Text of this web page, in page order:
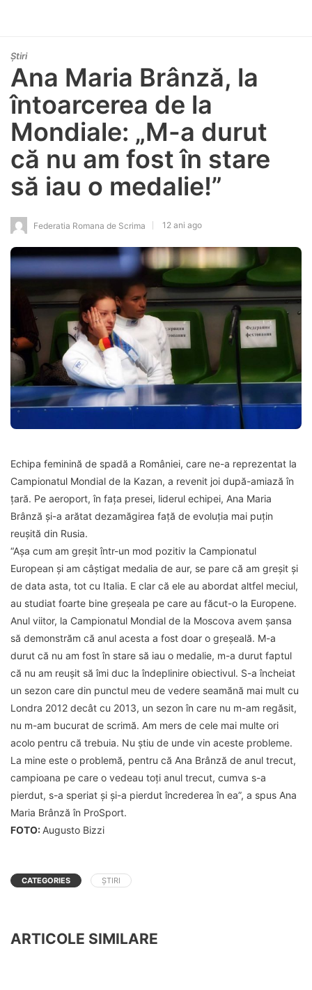
Știri
Ana Maria Brânză, la
întoarcerea de la
Mondiale: „M-a durut
că nu am fost în stare
să iau o medalie!”
Federatia Romana de Scrima 12 ani ago
Echipa feminină de spadă a României, care ne-a reprezentat la
Campionatul Mondial de la Kazan, a revenit joi după-amiază în
țară. Pe aeroport, în fața presei, liderul echipei, Ana Maria
Brânză și-a arătat dezamăgirea față de evoluția mai puțin
reușită din Rusia.
“Aşa cum am greşit într-un mod pozitiv la Campionatul
European şi am câştigat medalia de aur, se pare că am greşit şi
de data asta, tot cu Italia. E clar că ele au abordat altfel meciul,
au studiat foarte bine greşeala pe care au făcut-o la Europene.
Anul viitor, la Campionatul Mondial de la Moscova avem şansa
să demonstrăm că anul acesta a fost doar o greşeală. M-a
durut că nu am fost în stare să iau o medalie, m-a durut faptul
că nu am reuşit să îmi duc la îndeplinire obiectivul. S-a încheiat
un sezon care din punctul meu de vedere seamănă mai mult cu
Londra 2012 decât cu 2013, un sezon în care nu m-am regăsit,
nu m-am bucurat de scrimă. Am mers de cele mai multe ori
acolo pentru că trebuia. Nu ştiu de unde vin aceste probleme.
La mine este o problemă, pentru că Ana Brânză de anul trecut,
campioana pe care o vedeau toţi anul trecut, cumva s-a
pierdut, s-a speriat şi şi-a pierdut încrederea în ea”, a spus Ana
Maria Brânză în ProSport.
FOTO: Augusto Bizzi
CATEGORIES ȘTIRI
ARTICOLE SIMILARE